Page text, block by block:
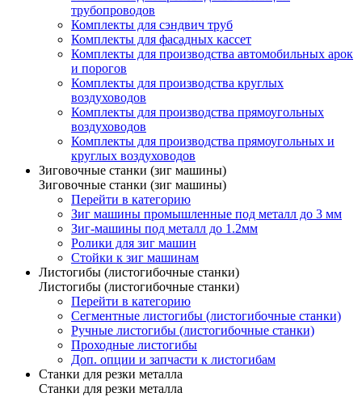
трубопроводов
Комплекты для сэндвич труб
Комплекты для фасадных кассет
Комплекты для производства автомобильных арок
и порогов
Комплекты для производства круглых
воздуховодов
Комплекты для производства прямоугольных
воздуховодов
Комплекты для производства прямоугольных и
круглых воздуховодов
Зиговочные станки (зиг машины)
Зиговочные станки (зиг машины)
Перейти в категорию
Зиг машины промышленные под металл до 3 мм
Зиг-машины под металл до 1.2мм
Ролики для зиг машин
Стойки к зиг машинам
Листогибы (листогибочные станки)
Листогибы (листогибочные станки)
Перейти в категорию
Сегментные листогибы (листогибочные станки)
Ручные листогибы (листогибочные станки)
Проходные листогибы
Доп. опции и запчасти к листогибам
Станки для резки металла
Станки для резки металла